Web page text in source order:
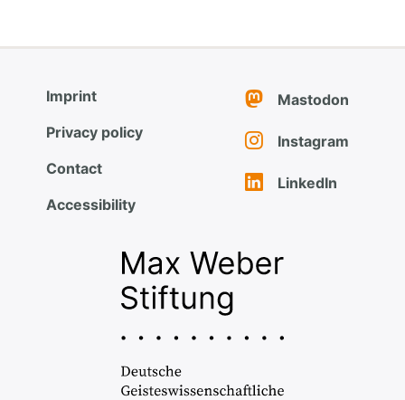
Imprint
Privacy policy
Contact
Accessibility
Mastodon
Instagram
LinkedIn